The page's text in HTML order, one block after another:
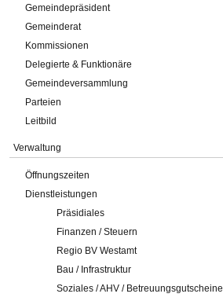
Gemeindepräsident
Gemeinderat
Kommissionen
Delegierte & Funktionäre
Gemeindeversammlung
Parteien
Leitbild
Verwaltung
Öffnungszeiten
Dienstleistungen
Präsidiales
Finanzen / Steuern
Regio BV Westamt
Bau / Infrastruktur
Soziales / AHV / Betreuungsgutscheine